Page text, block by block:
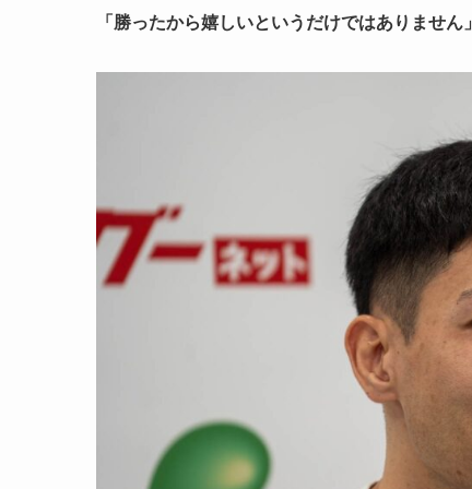
「勝ったから嬉しいというだけではありません」